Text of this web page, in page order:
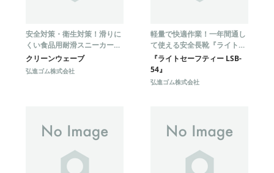
安全対策・衛生対策！滑りに
くい食品用耐滑スニーカー
『クリーンウェーブ』
クリーンウェーブ
弘進ゴム株式会社
軽量で快適作業！一年間通し
て使える安全長靴『ライトセ
ーフティー LSB-54』
『ライトセーフティー LSB-
54』
弘進ゴム株式会社